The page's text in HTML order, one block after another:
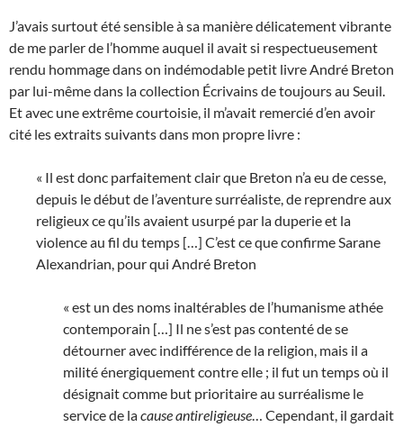
J’avais surtout été sensible à sa manière délicatement vibrante
de me parler de l’homme auquel il avait si respectueusement
rendu hommage dans on indémodable petit livre André Breton
par lui-même dans la collection Écrivains de toujours au Seuil.
Et avec une extrême courtoisie, il m’avait remercié d’en avoir
cité les extraits suivants dans mon propre livre :
« Il est donc parfaitement clair que Breton n’a eu de cesse,
depuis le début de l’aventure surréaliste, de reprendre aux
religieux ce qu’ils avaient usurpé par la duperie et la
violence au fil du temps […] C’est ce que confirme Sarane
Alexandrian, pour qui André Breton
« est un des noms inaltérables de l’humanisme athée
contemporain […] Il ne s’est pas contenté de se
détourner avec indifférence de la religion, mais il a
milité énergiquement contre elle ; il fut un temps où il
désignait comme but prioritaire au surréalisme le
service de lacause antireligieuse… Cependant, il gardait